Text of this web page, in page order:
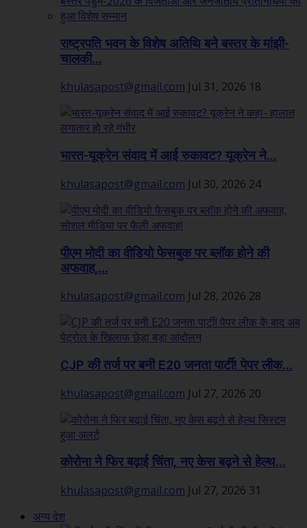
राष्ट्रपति भवन के विशेष अतिथि बने बस्तर के मांझी-
चालकी...
khulasapost@gmail.com Jul 31, 2026 18
भारत-यूक्रेन संवाद में आई रुकावट? यूक्रेन ने...
khulasapost@gmail.com Jul 30, 2026 24
पीएम मोदी का वीडियो फेसबुक पर ब्लॉक होने की
अफवाह,...
khulasapost@gmail.com Jul 28, 2026 28
CJP की तर्ज पर बनी E20 जनता पार्टी! पेपर लीक...
khulasapost@gmail.com Jul 27, 2026 20
कोरोना ने फिर बढ़ाई चिंता, नए केस बढ़ने से हेल्थ...
khulasapost@gmail.com Jul 27, 2026 31
अन्य देश